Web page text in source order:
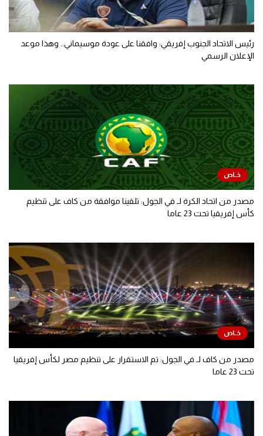
رئيس الاتحاد الجنوب إفريقي: وافقنا على عودة موسيماني.. وهذا موعد
الإعلان الرسمي
مصدر من اتحاد الكرة لـ في الجول: تلقينا موافقة من كاف على تنظيم
كأس إفريقيا تحت 23 عاما
مصدر من كاف لـ في الجول: تم الاستقرار على تنظيم مصر لكأس إفريقيا
تحت 23 عاما